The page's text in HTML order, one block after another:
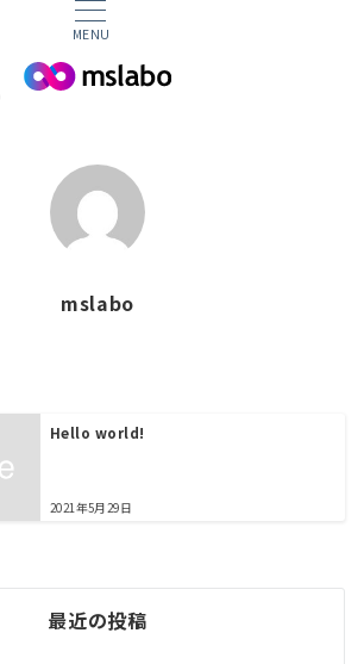
MENU
mslabo
Hello world!
2021年5月29日
最近の投稿